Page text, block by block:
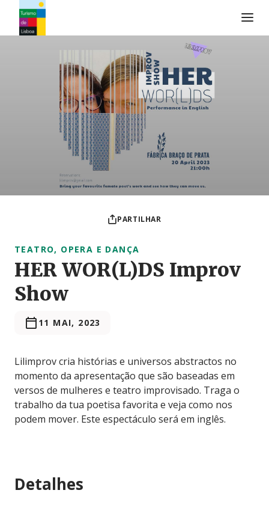
PARTILHAR
TEATRO, OPERA E DANÇA
HER WOR(L)DS Improv
Show
11 MAI, 2023
Lilimprov cria histórias e universos abstractos no
momento da apresentação que são baseadas em
versos de mulheres e teatro improvisado. Traga o
trabalho da tua poetisa favorita e veja como nos
podem mover. Este espectáculo será em inglês.
Detalhes